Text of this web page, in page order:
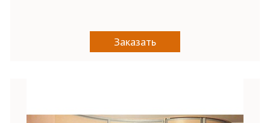
Заказать